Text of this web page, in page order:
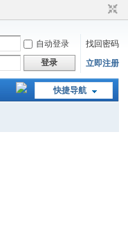
自动登录
找回密码
登录 立即注册
快捷导航